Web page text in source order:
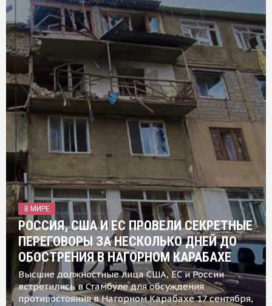
В МИРЕ
РОССИЯ, США И ЕС ПРОВЕЛИ СЕКРЕТНЫЕ
ПЕРЕГОВОРЫ ЗА НЕСКОЛЬКО ДНЕЙ ДО
ОБОСТРЕНИЯ В НАГОРНОМ КАРАБАХЕ
Высшие должностные лица США, ЕС и России
встретились в Стамбуле для обсуждения
противостояния в Нагорном Карабахе 17 сентября,